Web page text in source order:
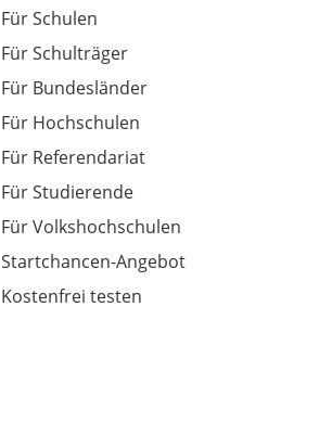
Für Schulen
Für Schulträger
Für Bundesländer
Für Hochschulen
Für Referendariat
Für Studierende
Für Volkshochschulen
Startchancen-Angebot
Kostenfrei testen